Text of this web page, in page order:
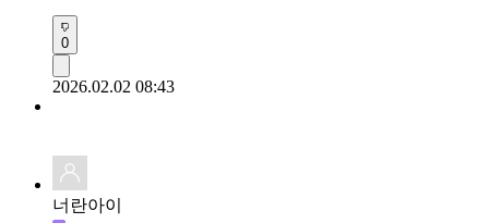
0
2026.02.02 08:43
너란아이